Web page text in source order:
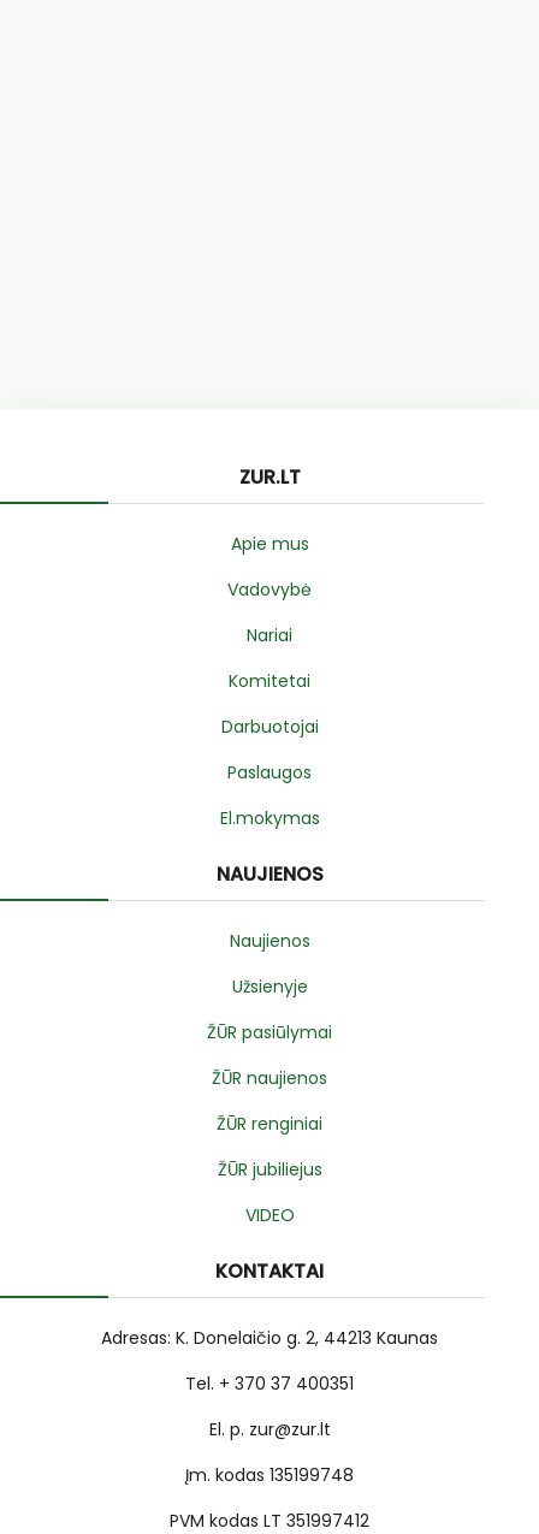
ZUR.LT
Apie mus
Vadovybė
Nariai
Komitetai
Darbuotojai
Paslaugos
El.mokymas
NAUJIENOS
Naujienos
Užsienyje
ŽŪR pasiūlymai
ŽŪR naujienos
ŽŪR renginiai
ŽŪR jubiliejus
VIDEO
KONTAKTAI
Adresas: K. Donelaičio g. 2, 44213 Kaunas
Tel. + 370 37 400351
El. p. zur@zur.lt
Įm. kodas 135199748
PVM kodas LT 351997412